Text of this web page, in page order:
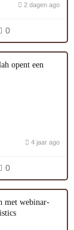
2 dagen ago
0
opent een
4 jaar ago
0
met webinar-